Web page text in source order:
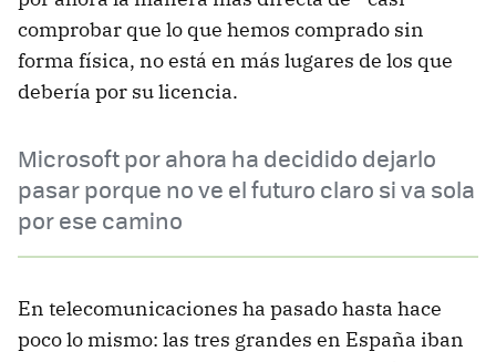
comprobar que lo que hemos comprado sin
forma física, no está en más lugares de los que
debería por su licencia.
Microsoft por ahora ha decidido dejarlo
pasar porque no ve el futuro claro si va sola
por ese camino
En telecomunicaciones ha pasado hasta hace
poco lo mismo: las tres grandes en España iban